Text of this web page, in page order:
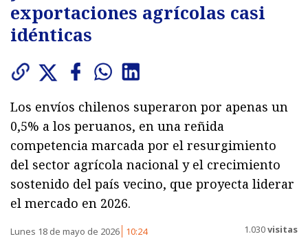
exportaciones agrícolas casi
idénticas
Los envíos chilenos superaron por apenas un
0,5% a los peruanos, en una reñida
competencia marcada por el resurgimiento
del sector agrícola nacional y el crecimiento
sostenido del país vecino, que proyecta liderar
el mercado en 2026.
Lunes 18 de mayo de 2026 10:24 1.030visitas